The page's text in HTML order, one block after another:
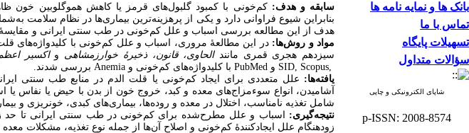
بانک ها و نمایه نامه ها
تماس با ما
تسهیلات پایگاه
سؤالات متداول
شاپای الکترونیکی و چاپی
p-ISSN: 2008-8574
سابقه و هدف: کم‏‌خونی با کمبود گلبول‌های قرمز یا کاهش هموگلوبین خون
بنابراین شیوع فراوانی دارد و یکی از پرهزینه‏‌ترین بیماری‌ها در نظام سلامت
هدف از این مطالعه بررسی اسباب و علل کم‌خونی در طب سنتی ایرانی و
مواد و روش‌ها: در این مطالعۀ مروری، اسباب و علل کم‌خونی با کلیدواژه‌های
سیزدهم هجری قمری مانندالحاوی، قانون، ذخیرۀ خوارزمشاهی واکسیر
Scopus,
SID, و PubMed با کلیدواژه‌های کم‌خونی و Anemia بررسی شدند.
یافته‌ها: علل متعددی برای ایجاد کم‌خونی یا قلت الدم در منابع طب سنتی
آشامیدن، انواع سوء‌مزاج‌های معده و کبد، خروج خون از بدن با حیض یا
شامل تغذیه‏ نامناسب، اختلال در معده و روده‌ها، بیماری‌های کبدی، خونریزی و
نتیجه‌گیری: اسباب و علل مطرح‌شده برای کم‌خونی در طب سنتی ایرانی تا حد
زودهنگام علل ایجادکنندۀ کم‏‌خونی و اصلاح آن‌ها از جمله نوع تغذیه، مشکلات